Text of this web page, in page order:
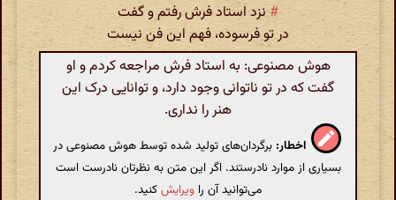
#نزد استاد فرش رفتم و گفت
در تو فرسوده، فهم این فن نیست
هوش مصنوعی: به استاد فرش مراجعه کردم و او
گفت که در تو ناتوانی وجود دارد، و توانایی درک این
هنر را نداری.
اخطار: برگردان‌های تولید شده توسط هوش مصنوعی در
بسیاری از موارد نادرستند. اگر این متن به نظرتان نادرست است
می‌توانید آن را ویرایشکنید.